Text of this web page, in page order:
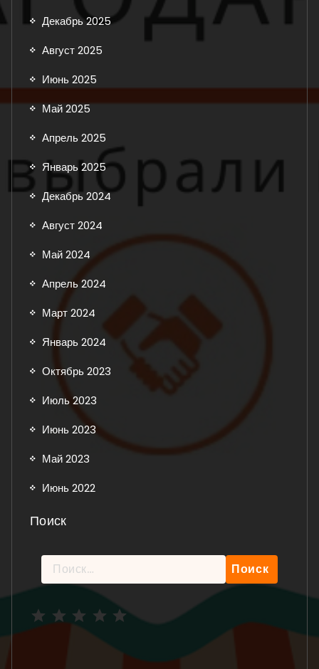
Декабрь 2025
Август 2025
Июнь 2025
Май 2025
Апрель 2025
Январь 2025
Декабрь 2024
Август 2024
Май 2024
Апрель 2024
Март 2024
Январь 2024
Октябрь 2023
Июль 2023
Июнь 2023
Май 2023
Июнь 2022
Поиск
Найти: